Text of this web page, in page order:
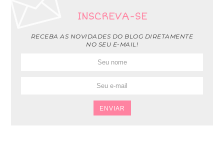
INSCREVA-SE
RECEBA AS NOVIDADES DO BLOG DIRETAMENTE
NO SEU E-MAIL!